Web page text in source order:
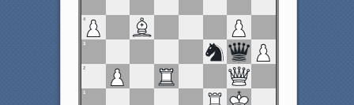
4
3
2
1